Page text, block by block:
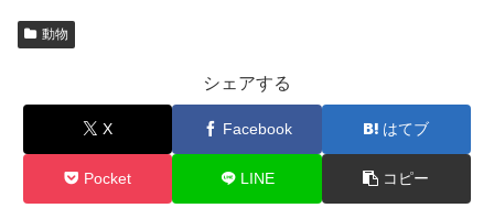
動物
シェアする
X Facebook はてブ
Pocket LINE コピー